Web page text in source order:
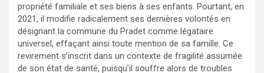
propriété familiale et ses biens à ses enfants. Pourtant, en
2021, il modifie radicalement ses dernières volontés en
désignant la commune du Pradet comme légataire
universel, effaçant ainsi toute mention de sa famille. Ce
revirement s’inscrit dans un contexte de fragilité assumée
de son état de santé, puisqu’il souffre alors de troubles